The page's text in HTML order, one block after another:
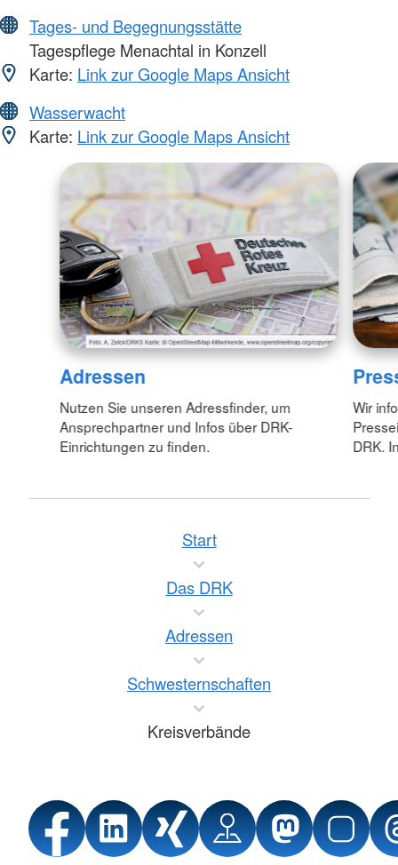
Tages- und Begegnungsstätte
Tagespflege Menachtal in Konzell
Karte: Link zur Google Maps Ansicht
Wasserwacht
Karte: Link zur Google Maps Ansicht
Adressen
Nutzen Sie unseren Adressfinder, um
Ansprechpartner und Infos über DRK-
Einrichtungen zu finden.
Wir
DRK.
Start
Das DRK
Adressen
Schwesternschaften
Kreisverbände